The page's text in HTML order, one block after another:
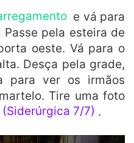
e vá para
Passe pela esteira de
oeste. Vá para o
Desça pela grade,
para ver os irmãos
Tire uma foto
(Siderúrgica 7/7) .